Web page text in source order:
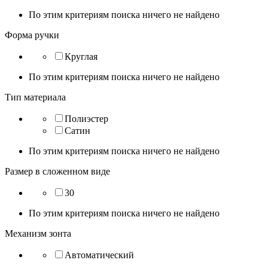
По этим критериям поиска ничего не найдено
Форма ручки
Круглая
По этим критериям поиска ничего не найдено
Тип материала
Полиэстер
Сатин
По этим критериям поиска ничего не найдено
Размер в сложенном виде
30
По этим критериям поиска ничего не найдено
Механизм зонта
Автоматический